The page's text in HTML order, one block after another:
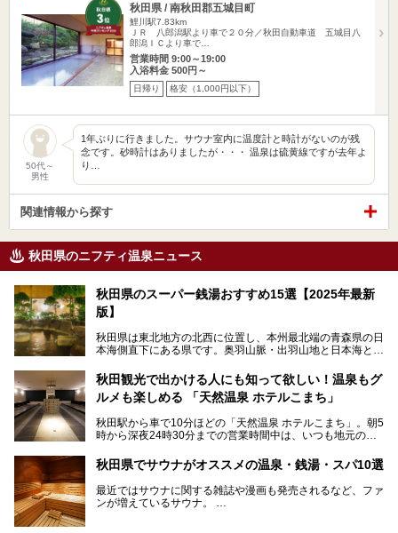
秋田県 / 南秋田郡五城目町
鯉川駅7.83km
ＪＲ 八郎潟駅より車で２０分／秋田自動車道 五城目八
郎潟ＩＣより車で…
営業時間 9:00～19:00
入浴料金 500円～
日帰り 格安（1,000円以下）
50代～
男性
1年ぶりに行きました。サウナ室内に温度計と時計がないのが残
念です。砂時計はありましたが・・・ 温泉は硫黄線ですが去年よ
り…
関連情報から探す
秋田県のニフティ温泉ニュース
秋田県のスーパー銭湯おすすめ15選【2025年最新
版】
秋田県は東北地方の北西に位置し、本州最北端の青森県の日
本海側直下にある県です。奥羽山脈・出羽山地と日本海とい
界自然遺産に登録された白神山地のほか、多くの国立公園・
国定公園を擁しています。
「あきたこまち」に代表される米の生産量は国内第3位。米
ハタハタ・しょっつる（魚醤）といった独特の食材も豊富で
す。
げ」など、全国的に有名な催しも多い秋田県。観光旅行にも
役立つ、県内のおすすめスーパー銭湯＆立ち寄り湯情報をご
紹介します。
秋田観光で出かける人にも知って欲しい！温泉もグ
ルメも楽しめる 「天然温泉 ホテルこまち」
秋田駅から車で10分ほどの「天然温泉 ホテルこまち」。朝5
時から深夜24時30分までの営業時間中は、いつも地元の人
岩盤浴入り放題なのに1泊3,500円からと破格の安さ！
観光にも便利な「天然温泉 ホテルこまち」の魅力をたっぷ
りお届けします。
秋田県でサウナがオススメの温泉・銭湯・スパ10選
最近ではサウナに関する雑誌や漫画も発売されるなど、ファ
ンが増えているサウナ。